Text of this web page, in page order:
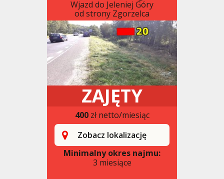
Wjazd do Jeleniej Góry
od strony Zgorzelca
ZAJĘTY
400zł netto/miesiąc
Zobacz lokalizację
Minimalny okres najmu:
3 miesiące